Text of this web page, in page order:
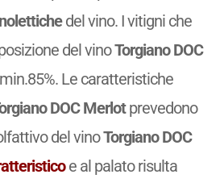
del vino. I vitigni che
del vinoTorgiano DOC
Le caratteristiche
DOC Merlotprevedono
del vinoTorgiano DOC
e al palato risulta